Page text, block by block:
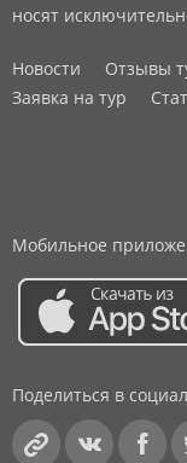
носят
Новости Отзывы
Заявка на тур
Мобильное
Поделиться в